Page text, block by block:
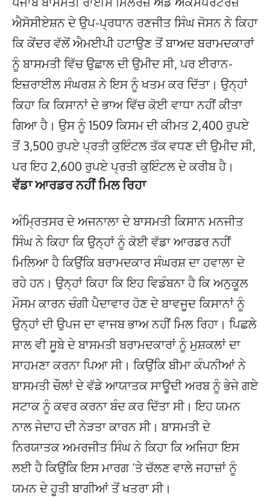
ਐਸੋਸੀਏਸ਼ਨ ਦੇ ਉਪ-ਪ੍ਰਧਾਨ ਰਣਜੀਤ ਸਿੰਘ ਜੋਸਨ ਨੇ ਕਿਹਾ
ਕਿ ਕੇਂਦਰ ਵੱਲੋਂ ਐਮਈਪੀ ਹਟਾਉਣ ਤੋਂ ਬਾਅਦ ਬਰਾਮਦਕਾਰਾਂ
ਨੂੰ ਬਾਸਮਤੀ ਵਿੱਚ ਉਛਾਲ ਦੀ ਉਮੀਦ ਸੀ, ਪਰ ਈਰਾਨ-
ਇਜ਼ਰਾਈਲ ਸੰਘਰਸ਼ ਨੇ ਇਸ ਨੂੰ ਖਤਮ ਕਰ ਦਿੱਤਾ। ਉਨ੍ਹਾਂ
ਕਿਹਾ ਕਿ ਕਿਸਾਨਾਂ ਦੇ ਭਾਅ ਵਿੱਚ ਕੋਈ ਵਾਧਾ ਨਹੀਂ ਕੀਤਾ
ਗਿਆ ਹੈ। ਉਸ ਨੂੰ 1509 ਕਿਸਮ ਦੀ ਕੀਮਤ 2,400 ਰੁਪਏ
ਤੋਂ 3,500 ਰੁਪਏ ਪ੍ਰਤੀ ਕੁਇੰਟਲ ਤੱਕ ਵਧਣ ਦੀ ਉਮੀਦ ਸੀ,
ਪਰ ਇਹ 2,600 ਰੁਪਏ ਪ੍ਰਤੀ ਕੁਇੰਟਲ ਦੇ ਕਰੀਬ ਹੈ।
ਵੱਡਾ ਆਰਡਰ ਨਹੀਂ ਮਿਲ ਰਿਹਾ
ਅੰਮ੍ਰਿਤਸਰ ਦੇ ਅਜਨਾਲਾ ਦੇ ਬਾਸਮਤੀ ਕਿਸਾਨ ਮਨਜੀਤ
ਸਿੰਘ ਨੇ ਕਿਹਾ ਕਿ ਉਨ੍ਹਾਂ ਨੂੰ ਕੋਈ ਵੱਡਾ ਆਰਡਰ ਨਹੀਂ
ਮਿਲਿਆ ਹੈ ਕਿਉਂਕਿ ਬਰਾਮਦਕਾਰ ਸੰਘਰਸ਼ ਦਾ ਹਵਾਲਾ ਦੇ
ਰਹੇ ਹਨ। ਉਨ੍ਹਾਂ ਕਿਹਾ ਕਿ ਇਹ ਵਿਡੰਬਨਾ ਹੈ ਕਿ ਅਨੁਕੂਲ
ਮੌਸਮ ਕਾਰਨ ਚੰਗੀ ਪੈਦਾਵਾਰ ਹੋਣ ਦੇ ਬਾਵਜੂਦ ਕਿਸਾਨਾਂ ਨੂੰ
ਉਨ੍ਹਾਂ ਦੀ ਉਪਜ ਦਾ ਵਾਜਬ ਭਾਅ ਨਹੀਂ ਮਿਲ ਰਿਹਾ। ਪਿਛਲੇ
ਸਾਲ ਵੀ ਸੂਬੇ ਦੇ ਬਾਸਮਤੀ ਬਰਾਮਦਕਾਰਾਂ ਨੂੰ ਮੁਸ਼ਕਲਾਂ ਦਾ
ਸਾਹਮਣਾ ਕਰਨਾ ਪਿਆ ਸੀ। ਕਿਉਂਕਿ ਬੀਮਾ ਕੰਪਨੀਆਂ ਨੇ
ਬਾਸਮਤੀ ਚੌਲਾਂ ਦੇ ਵੱਡੇ ਆਯਾਤਕ ਸਾਊਦੀ ਅਰਬ ਨੂੰ ਭੇਜੇ ਗਏ
ਸਟਾਕ ਨੂੰ ਕਵਰ ਕਰਨਾ ਬੰਦ ਕਰ ਦਿੱਤਾ ਸੀ। ਇਹ ਯਮਨ
ਨਾਲ ਜੇਦਾਹ ਦੀ ਨੇੜਤਾ ਕਾਰਨ ਸੀ। ਬਾਸਮਤੀ ਦੇ
ਨਿਰਯਾਤਕ ਅਮਰਜੀਤ ਸਿੰਘ ਨੇ ਕਿਹਾ ਕਿ ਅਜਿਹਾ ਇਸ
ਲਈ ਹੈ ਕਿਉਂਕਿ ਇਸ ਮਾਰਗ ‘ਤੇ ਚੱਲਣ ਵਾਲੇ ਜਹਾਜ਼ਾਂ ਨੂੰ
ਯਮਨ ਦੇ ਹੂਤੀ ਬਾਗੀਆਂ ਤੋਂ ਖਤਰਾ ਸੀ।